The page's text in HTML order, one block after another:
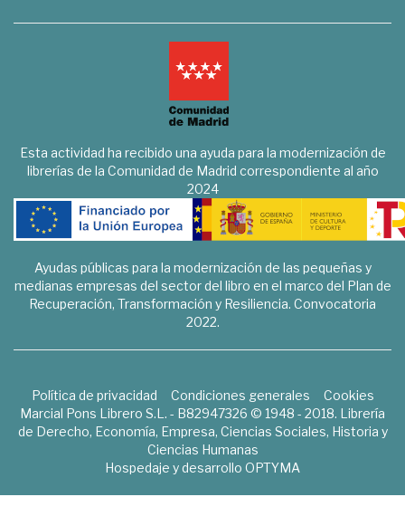
Esta actividad ha recibido una ayuda para la modernización de
librerías de la Comunidad de Madrid correspondiente al año
2024
Ayudas públicas para la modernización de las pequeñas y
medianas empresas del sector del libro en el marco del Plan de
Recuperación, Transformación y Resiliencia. Convocatoria
2022.
Política de privacidad Condiciones generales
Cookies
Marcial Pons Librero S.L. - B82947326 © 1948 - 2018. Librería
de Derecho, Economía, Empresa, Ciencias Sociales, Historia y
Ciencias Humanas
Hospedaje y desarrollo OPTYMA